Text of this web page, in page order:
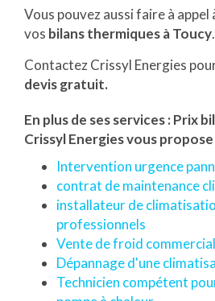
Vous pouvez aussi faire à appel
vos bilans thermiques à Toucy.
Contactez Crissyl Energies
devis gratuit.
En plus de ses services : Prix
Crissyl Energies vous propose
Intervention urgence
contrat de maintenance
installateur de
professionnels
Vente de froid
Dépannage d'une
Technicien compétent